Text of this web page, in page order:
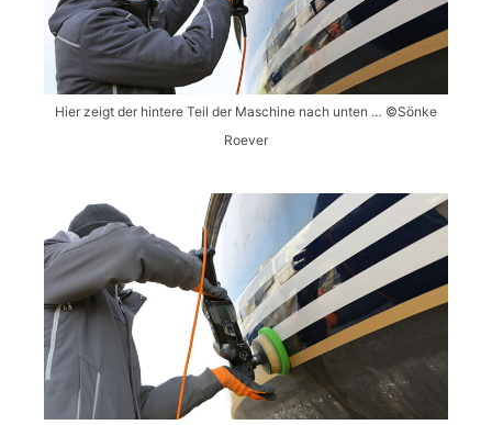
Hier zeigt der hintere Teil der Maschine nach unten … ©Sönke
Roever